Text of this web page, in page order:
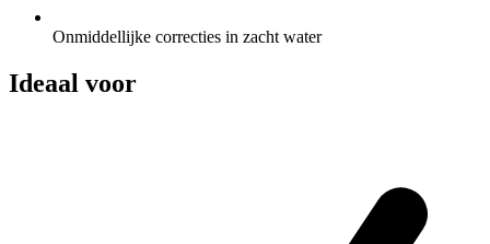
Onmiddellijke correcties in zacht water
Ideaal voor